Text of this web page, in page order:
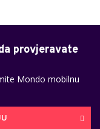
provjeravate
Mondo mobilnu